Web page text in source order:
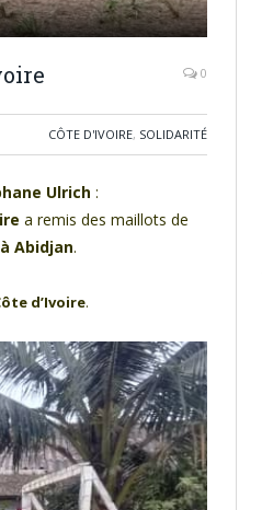
0
CÔTE D'IVOIRE, SOLIDARITÉ
Ulrich :
a remis des maillots de
Abidjan.
d’Ivoire.